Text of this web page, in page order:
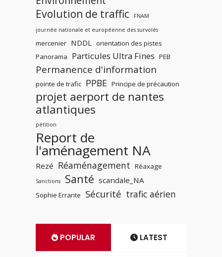
Evolution de traffic
FNAM
journée nationale et européenne des survolés
mercenier NDDL
orientation des pistes
Panorama
Particules Ultra Fines PEB
Permanence d'information
pointe de trafic PPBE Principe de précaution
projet aerport de nantes
atlantiques
pétition
Report de
l'aménagement NA
Rezé Réaménagement Réaxage
Sanctions Santé scandale_NA
Sophie Errante Sécurité trafic aérien
POPULAR LATEST